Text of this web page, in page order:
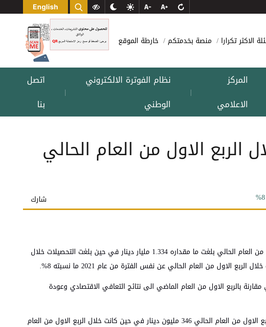
English
الاكثر تكرارا منصة بخدمتكم خارطة الموقع
المركز
الاعلامي
|
نظام الفوترة الالكتروني
الوطني
|
اتصل
بنا
الربع الاول من العام الحالي
شارك
اعلن الدكتور حسام ابو علي مدير عام دائرة ضريبة الدخل والمبيعات ان مجموع تحصيلات ‏ضريبة الدخل والمبيعات خلال الربع الاول من العام الحالي بلغت ما مقداره 1.334 مليار دينار في حين بلغت التحصيلات خلال
بالربع الاول من العام الماضي الى نتائج التعافي الاقتصادي وعودة
واوضح الدكتور ابو علي ان النمو في الايرادات شمل كل من ضريبتي الدخل والمبيعات حيث بلغت تحصيلات ضريبة الدخل خلال الربع الاول من العام الحالي 346 مليون دينار في حين كانت خلال الربع الاول من العام